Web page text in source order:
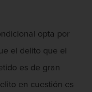
opta por
el delito que el
es de gran
en cuestión es